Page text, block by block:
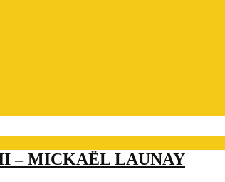
– MICKAËL LAUNAY